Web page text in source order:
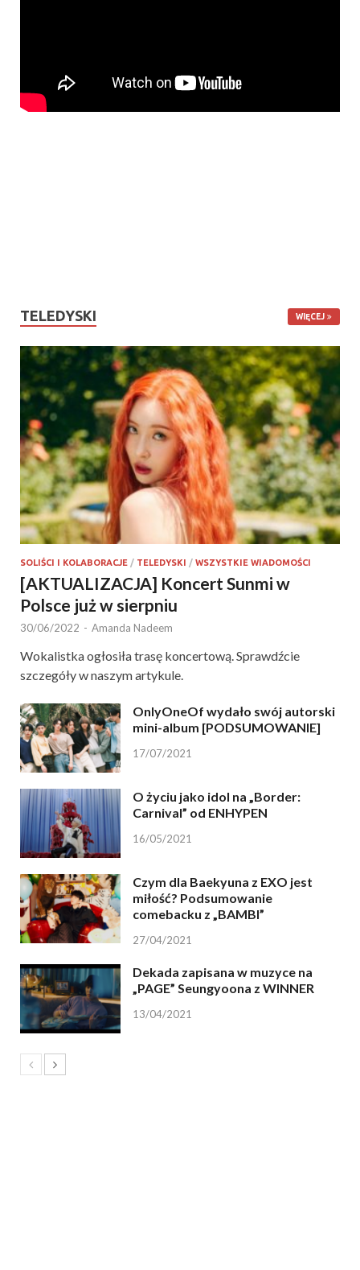
TELEDYSKI WIĘCEJ
SOLIŚCI I KOLABORACJE / TELEDYSKI / WSZYSTKIE WIADOMOŚCI
[AKTUALIZACJA] Koncert Sunmi w
Polsce już w sierpniu
30/06/2022 - Amanda Nadeem
Wokalistka ogłosiła trasę koncertową. Sprawdźcie
szczegóły w naszym artykule.
OnlyOneOf wydało swój autorski
mini-album [PODSUMOWANIE]
17/07/2021
O życiu jako idol na „Border:
Carnival” od ENHYPEN
16/05/2021
Czym dla Baekyuna z EXO jest
miłość? Podsumowanie
comebacku z „BAMBI”
27/04/2021
Dekada zapisana w muzyce na
„PAGE” Seungyoona z WINNER
13/04/2021